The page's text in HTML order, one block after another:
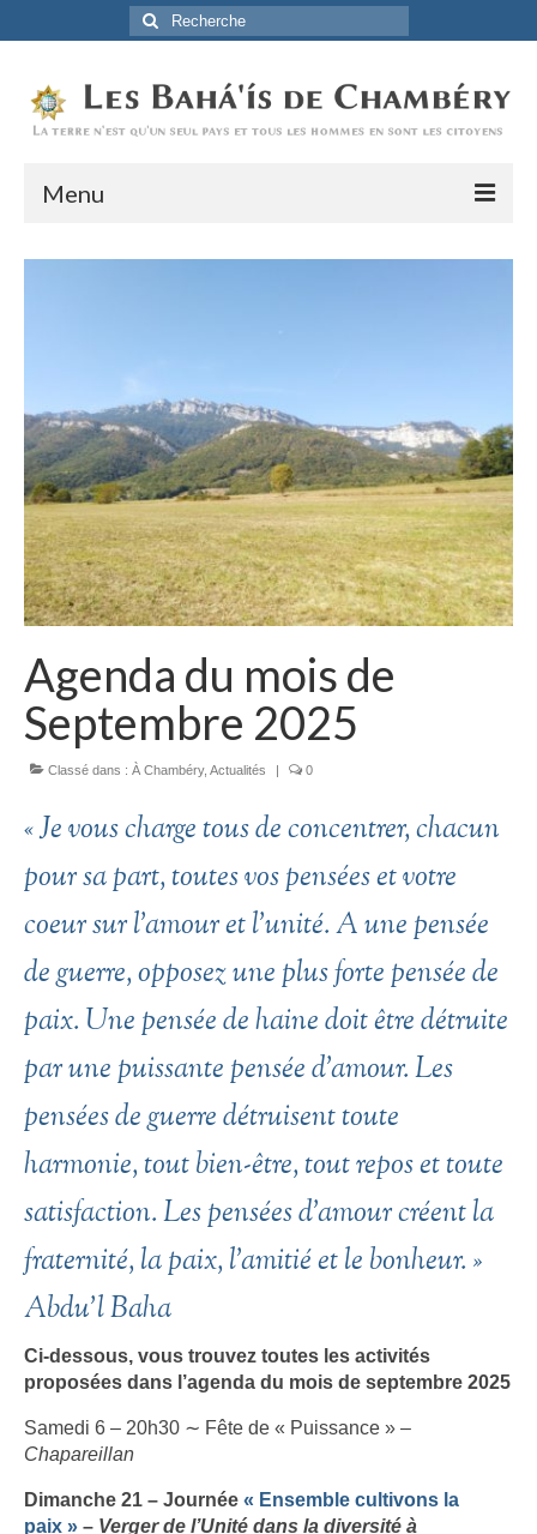
Rechercher
:
Menu
Accueil
Être Baha’i au quotidien
Un débordement d’actions
Actualités
Agenda du mois de
Septembre 2025
Classé dans : À Chambéry, Actualités | 0
« Je vous charge tous de concentrer, chacun
pour sa part, toutes vos pensées et votre
coeur sur l’amour et l’unité. A une pensée
de guerre, opposez une plus forte pensée de
paix. Une pensée de haine doit être détruite
par une puissante pensée d’amour. Les
pensées de guerre détruisent toute
harmonie, tout bien-être, tout repos et toute
satisfaction. Les pensées d’amour créent la
fraternité, la paix, l’amitié et le bonheur. »
Abdu’l Baha
Ci-dessous, vous trouvez toutes les activités
proposées dans l’agenda du mois de septembre 2025
Samedi 6 – 20h30 ∼ Fête de « Puissance » –
Chapareillan
Dimanche 21 – Journée « Ensemble cultivons la
paix » – Verger de l’Unité dans la diversité à